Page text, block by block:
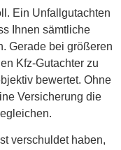
Ein Unfallgutachten
Ihnen sämtliche
Gerade bei größeren
Kfz-Gutachter zu
bewertet. Ohne
Versicherung die
verschuldet haben,